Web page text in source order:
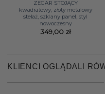
ZEGAR STOJĄCY
kwadratowy, złoty metalowy
stelaż, szklany panel, styl
nowoczesny
349,00 zł
KLIENCI OGLĄDALI